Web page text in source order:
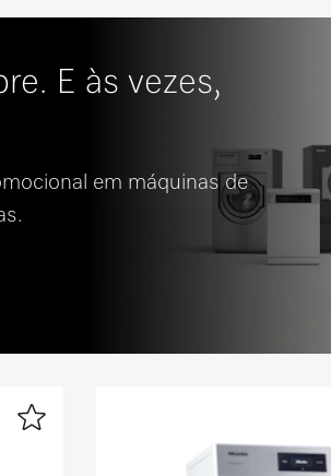
E às vezes,
em máquinas de